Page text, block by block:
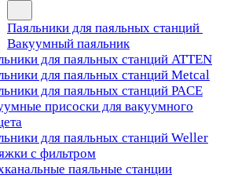
Паяльники для паяльных станций
Вакуумный паяльник
для паяльных станций ATTEN
для паяльных станций Metcal
для паяльных станций PACE
присоски для вакуумного
для паяльных станций Weller
с фильтром
паяльные станции